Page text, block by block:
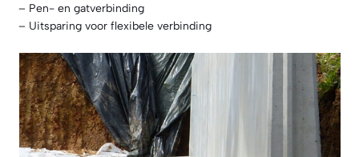
– Pen- en gatverbinding
– Uitsparing voor flexibele verbinding